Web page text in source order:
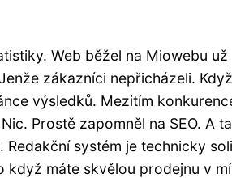
Web běžel na Miowebu už
zákazníci nepřicházeli. Když
výsledků. Mezitím
Prostě zapomněl na SEO. A
systém je technicky
když máte skvělou prodejnu v